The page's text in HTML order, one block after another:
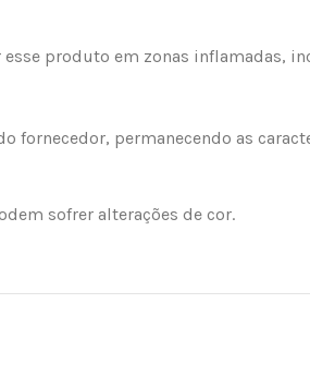
produto em zonas inflamadas,
fornecedor, permanecendo as
sofrer alterações de cor.